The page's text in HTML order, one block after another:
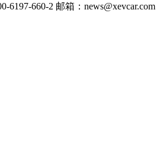
660-2 邮箱：news@xevcar.com